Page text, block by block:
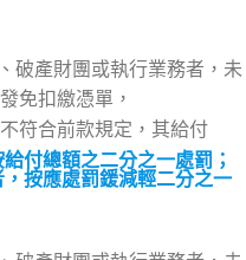
破產財團或執行業務者，未
免扣繳憑單，
符合前款規定，其給付
付總額之二分之一處罰；
按應處罰鍰減輕二分之一